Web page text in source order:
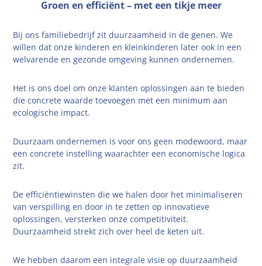
Groen en efficiënt – met een tikje meer
Bij ons familiebedrijf zit duurzaamheid in de genen. We
willen dat onze kinderen en kleinkinderen later ook in een
welvarende en gezonde omgeving kunnen ondernemen.
Het is ons doel om onze klanten oplossingen aan te bieden
die concrete waarde toevoegen met een minimum aan
ecologische impact.
Duurzaam ondernemen is voor ons geen modewoord, maar
een concrete instelling waarachter een economische logica
zit.
De efficiëntiewinsten die we halen door het minimaliseren
van verspilling en door in te zetten op innovatieve
oplossingen, versterken onze competitiviteit.
Duurzaamheid strekt zich over heel de keten uit.
We hebben daarom een integrale visie op duurzaamheid